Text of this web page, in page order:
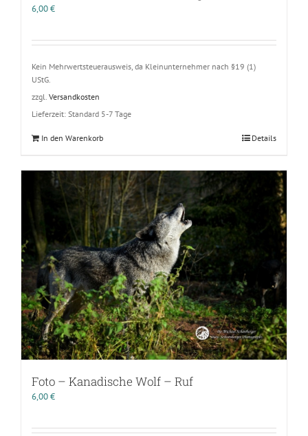
6,00€
Kein Mehrwertsteuerausweis, da Kleinunternehmer nach §19 (1)
UStG.
zzgl. Versandkosten
Lieferzeit: Standard 5-7 Tage
In den Warenkorb Details
Foto – Kanadische Wolf – Ruf
6,00€